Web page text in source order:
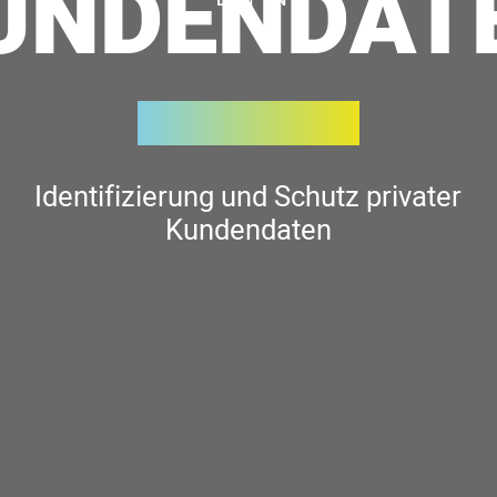
Identifizierung und Schutz privater
Kundendaten